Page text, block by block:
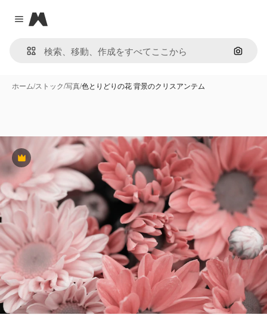
Close menu
Magnific
画像で
ホーム/ストック/写真/色とりどりの花 背景のクリスアンテム
Premium